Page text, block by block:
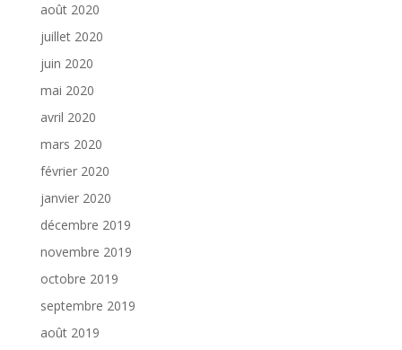
août 2020
juillet 2020
juin 2020
mai 2020
avril 2020
mars 2020
février 2020
janvier 2020
décembre 2019
novembre 2019
octobre 2019
septembre 2019
août 2019